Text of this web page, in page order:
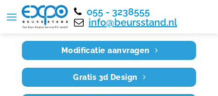
055 - 3238555
info@beursstand.nl
Home RE8X4 032
Modificatie aanvragen
Gratis 3d Design